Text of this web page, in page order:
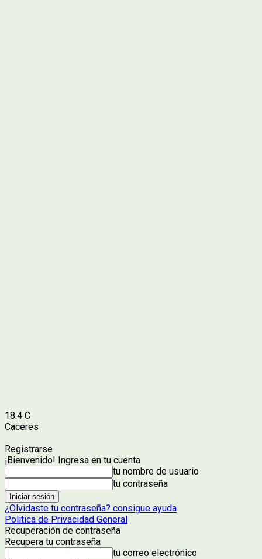
18.4 C
Caceres
Registrarse
¡Bienvenido! Ingresa en tu cuenta
tu nombre de usuario
tu contraseña
¿Olvidaste tu contraseña? consigue ayuda
Politica de Privacidad General
Recuperación de contraseña
Recupera tu contraseña
tu correo electrónico